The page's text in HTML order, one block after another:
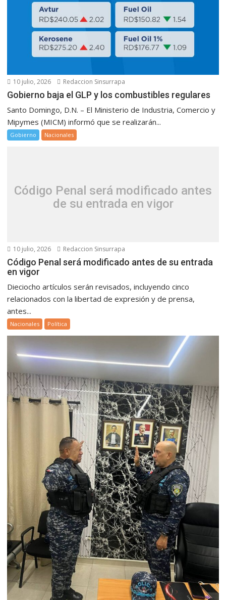
10 julio, 2026 Redaccion Sinsurrapa
Gobierno baja el GLP y los combustibles regulares
Santo Domingo, D.N. – El Ministerio de Industria, Comercio y
Mipymes (MICM) informó que se realizarán...
Gobierno Nacionales
Código Penal será modificado antes
de su entrada en vigor
10 julio, 2026 Redaccion Sinsurrapa
Código Penal será modificado antes de su entrada
en vigor
Dieciocho artículos serán revisados, incluyendo cinco
relacionados con la libertad de expresión y de prensa,
antes...
Nacionales Política